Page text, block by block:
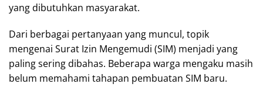
yang dibutuhkan masyarakat.
Dari berbagai pertanyaan yang muncul, topik
mengenai Surat Izin Mengemudi (SIM) menjadi yang
paling sering dibahas. Beberapa warga mengaku masih
belum memahami tahapan pembuatan SIM baru.